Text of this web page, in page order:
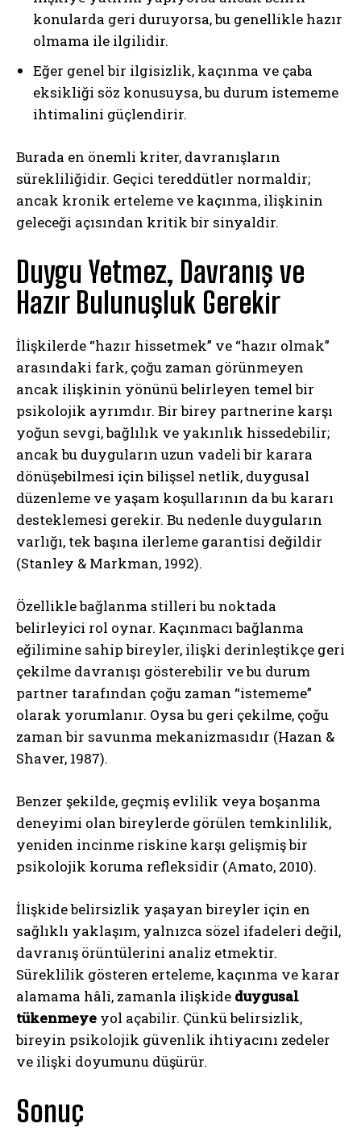
konularda geri duruyorsa, bu genellikle hazır
olmama ile ilgilidir.
Eğer genel bir ilgisizlik, kaçınma ve çaba
eksikliği söz konusuysa, bu durum istememe
ihtimalini güçlendirir.
Burada en önemli kriter, davranışların
sürekliliğidir. Geçici tereddütler normaldir;
ancak kronik erteleme ve kaçınma, ilişkinin
geleceği açısından kritik bir sinyaldir.
Duygu Yetmez, Davranış ve
Hazır Bulunuşluk Gerekir
İlişkilerde “hazır hissetmek” ve “hazır olmak”
arasındaki fark, çoğu zaman görünmeyen
ancak ilişkinin yönünü belirleyen temel bir
psikolojik ayrımdır. Bir birey partnerine karşı
yoğun sevgi, bağlılık ve yakınlık hissedebilir;
ancak bu duyguların uzun vadeli bir karara
dönüşebilmesi için bilişsel netlik, duygusal
düzenleme ve yaşam koşullarının da bu kararı
desteklemesi gerekir. Bu nedenle duyguların
varlığı, tek başına ilerleme garantisi değildir
(Stanley & Markman, 1992).
Özellikle bağlanma stilleri bu noktada
belirleyici rol oynar. Kaçınmacı bağlanma
eğilimine sahip bireyler, ilişki derinleştikçe geri
çekilme davranışı gösterebilir ve bu durum
partner tarafından çoğu zaman “istememe”
olarak yorumlanır. Oysa bu geri çekilme, çoğu
zaman bir savunma mekanizmasıdır (Hazan &
Shaver, 1987).
Benzer şekilde, geçmiş evlilik veya boşanma
deneyimi olan bireylerde görülen temkinlilik,
yeniden incinme riskine karşı gelişmiş bir
psikolojik koruma refleksidir (Amato, 2010).
İlişkide belirsizlik yaşayan bireyler için en
sağlıklı yaklaşım, yalnızca sözel ifadeleri değil,
davranış örüntülerini analiz etmektir.
Süreklilik gösteren erteleme, kaçınma ve karar
alamama hâli, zamanla ilişkide duygusal
tükenmeye yol açabilir. Çünkü belirsizlik,
bireyin psikolojik güvenlik ihtiyacını zedeler
ve ilişki doyumunu düşürür.
Sonuç